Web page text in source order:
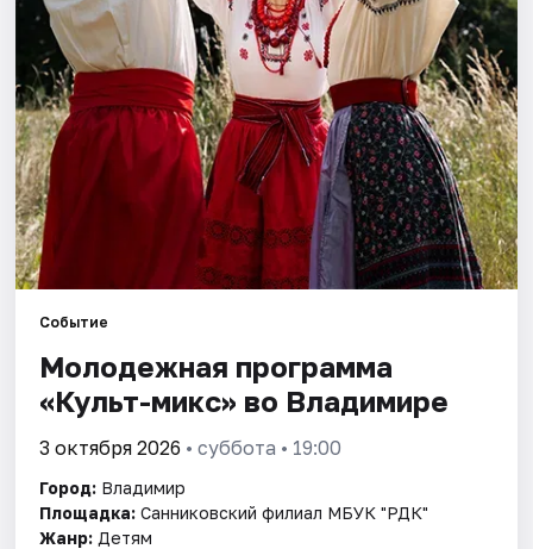
Событие
Молодежная программа
«Культ-микс» во Владимире
3 октября 2026 • суббота • 19:00
Город: Владимир
Площадка: Санниковский филиал МБУК "РДК"
Жанр: Детям